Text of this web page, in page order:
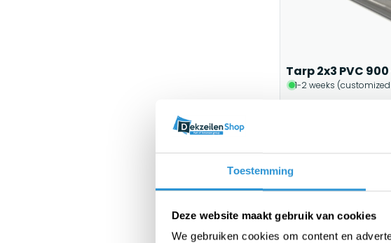
Toestemming
Deze website maakt gebruik van cookies
We gebruiken cookies om content en
Tarp 2x3 PVC
1-2 weeks